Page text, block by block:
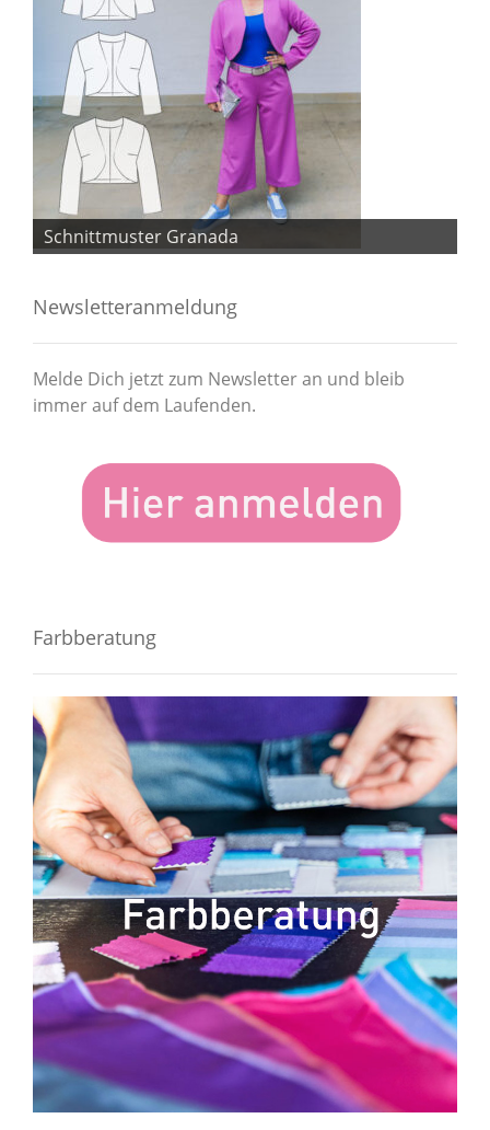
Schnittmuster Granada
Newsletteranmeldung
Melde Dich jetzt zum Newsletter an und bleib
immer auf dem Laufenden.
Farbberatung